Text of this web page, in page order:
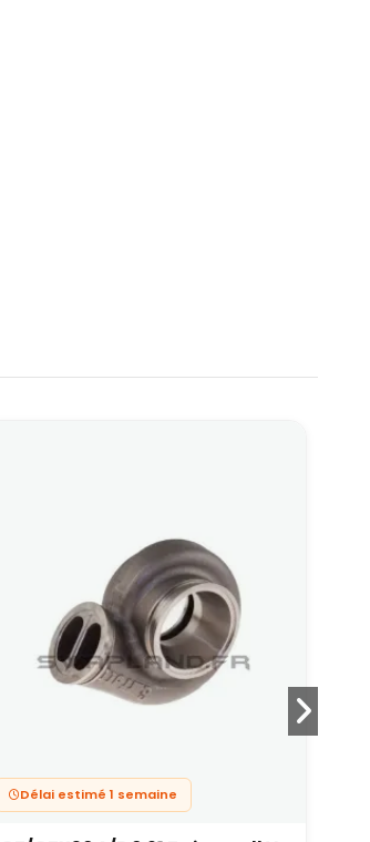
Délai estimé 1 semaine